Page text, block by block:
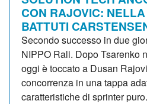
CON RAJOVIC: NELLA
BATTUTI
Secondo successo in due
NIPPO Rali. Dopo Tsarenko
oggi è toccato a Dusan
concorrenza in una tappa
caratteristiche di sprinter